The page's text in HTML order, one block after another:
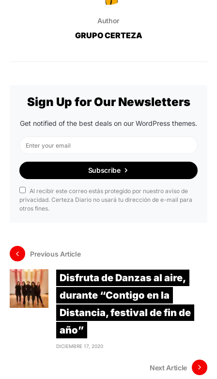
Author
GRUPO CERTEZA
Sign Up for Our Newsletters
Get notified of the best deals on our WordPress themes.
Subscribe
Al recibir este correo estás protegido por nuestro aviso de
privacidad. Certeza Diario no usará tu dirección de e-mail para
otros fines.
Previous Article
Disfruta de Danzas al aire,
durante “Contigo en la
Distancia, festival de fin de
año”
DICIEMBRE 17, 2020
Next Article